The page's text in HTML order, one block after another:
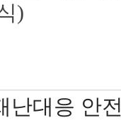
)
난대응 안